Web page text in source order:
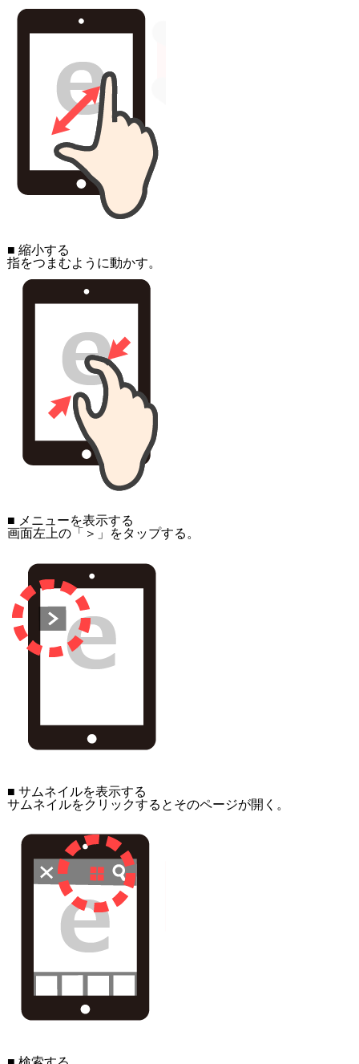
■ 縮小する
指をつまむように動かす。
■ メニューを表示する
画面左上の「＞」をタップする。
■ サムネイルを表示する
サムネイルをクリックするとそのページが開く。